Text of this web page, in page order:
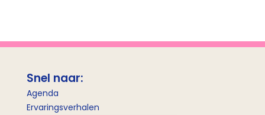
Snel naar:
Agenda
Ervaringsverhalen